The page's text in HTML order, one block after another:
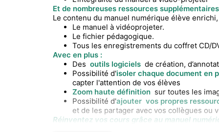
Et de nombreuses ressources
Le contenu du manuel numérique élève
Le manuel à vidéoprojeter.
Le fichier pédagogique.
Tous les enregistrements du coffret CD/
Avec en plus :
Des outils logiciels de création,
Possibilité d'isoler chaque document en
capter l'attention de vos élèves
Zoom haute définition sur toutes les
Possibilité d'ajouter vos propres
et de les partager avec vos collègues ou
Réinventez vos cours grâce au manuel